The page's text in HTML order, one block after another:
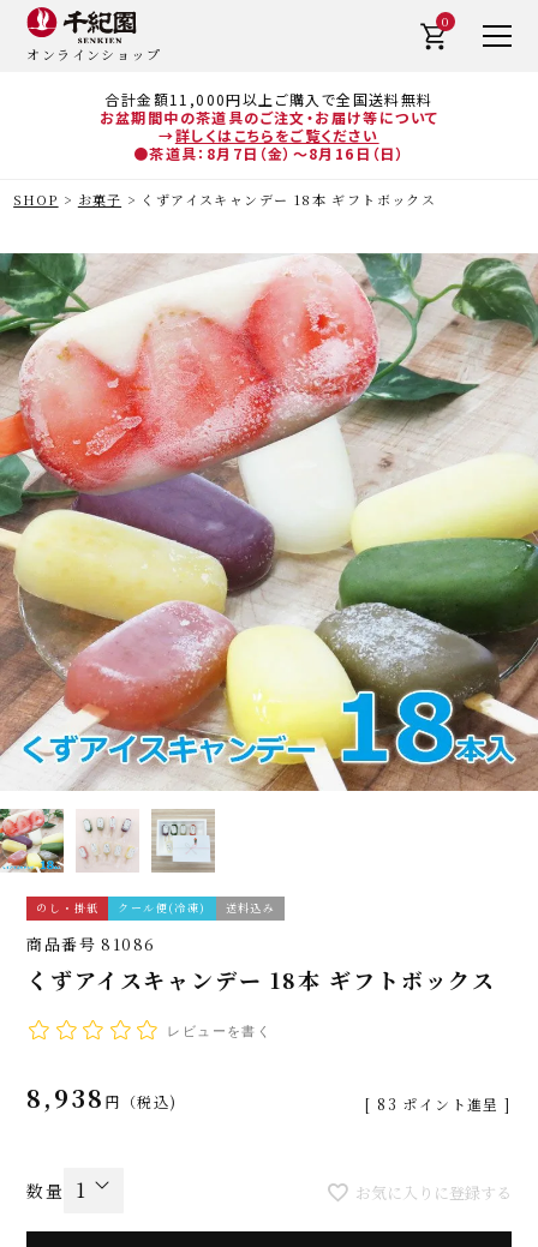
合計金額11,000円以上ご購入で全国送料無料
お盆期間中の茶道具のご注文・お届け等について
→詳しくはこちらをご覧ください
●茶道具：8月7日（金）～8月16日（日）
オンラインショップ
0
SHOP お菓子 くずアイスキャンデー 18本 ギフトボックス
のし・掛紙 クール便(冷凍) 送料込み
商品番号 81086
くずアイスキャンデー 18本 ギフトボックス
レビューを書く
8,938 税込 [ 83 ポイント進呈 ]
お気に入りに登録する